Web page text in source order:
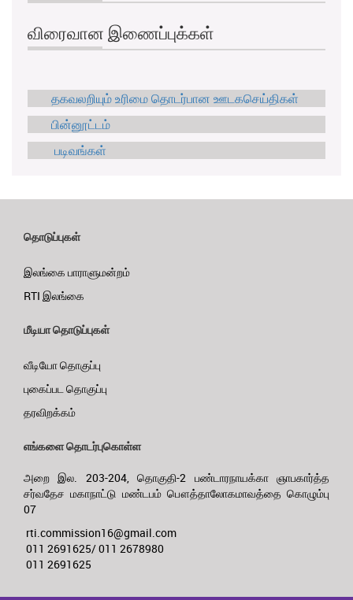
விரைவான இணைப்புக்கள்
தகவலறியும் உரிமை தொடர்பான ஊடகசெய்திகள்
பின்னூட்டம்
படிவங்கள்
தொடுப்புகள்
இலங்கை பாராளுமன்றம்
RTI இலங்கை
மீடியா தொடுப்புகள்
வீடியோ தொகுப்பு
புகைப்பட தொகுப்பு
தரவிறக்கம்
எங்களை தொடர்புகொள்ள
அறை இல. 203-204, தொகுதி-2 பண்டாரநாயக்கா ஞாபகார்த்த
சர்வதேச மகாநாட்டு மண்டபம் பௌத்தாலோகமாவத்தை கொழும்பு
07
rti.commission16@gmail.com
011 2691625/ 011 2678980
011 2691625